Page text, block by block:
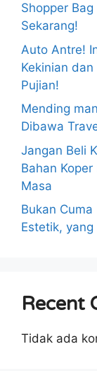
Shopper
Sekarang!
Auto Antre!
Kekinian
Pujian!
Mending
Dibawa
Jangan Beli
Bahan
Masa
Bukan
Estetik,
Recent
Tidak ada